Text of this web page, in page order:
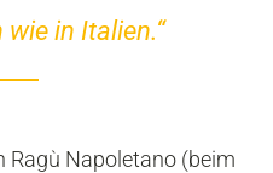
in Italien.“
Ragù Napoletano (beim